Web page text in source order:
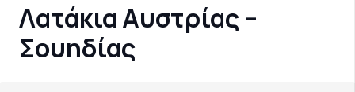
Λατάκια Αυστρίας –
Σουηδίας